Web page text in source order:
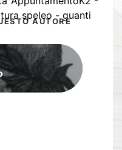
speleo - guanti
AUTORE